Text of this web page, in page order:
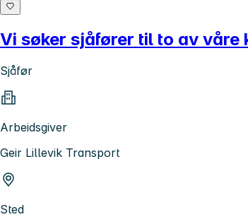
Vi søker sjåfører til to av våre
Sjåfør
Arbeidsgiver
Geir Lillevik Transport
Sted